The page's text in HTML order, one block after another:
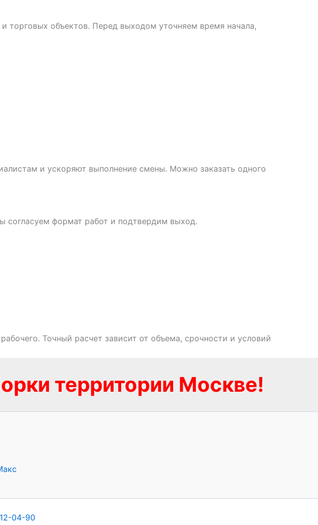
торговых объектов. Перед выходом уточняем время начала,
и ускоряют выполнение смены. Можно заказать одного
согласуем формат работ и подтвердим выход.
Точный расчет зависит от объема, срочности и условий
территории Москве!
04-90